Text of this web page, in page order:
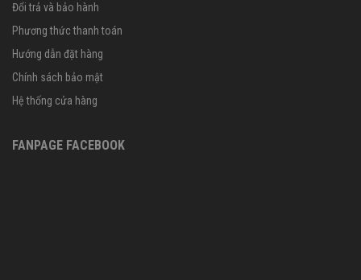
Đổi trả và bảo hành
Phương thức thanh toán
Hướng dẫn đặt hàng
Chính sách bảo mật
Hệ thống cửa hàng
FANPAGE FACEBOOK